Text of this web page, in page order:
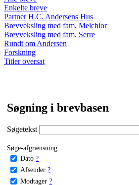
Enkelte breve
Partner H.C. Andersens Hus
Brevveksling med fam. Melchior
Brevveksling med fam. Serre
Rundt om Andersen
Forskning
Titler oversat
Søgning i brevbasen
Søgetekst
Søge-afgrænsning:
Dato ?
Afsender ?
Modtager ?